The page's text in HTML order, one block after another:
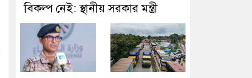
বিকল্প নেই: স্থানীয় সরকার মন্ত্রী